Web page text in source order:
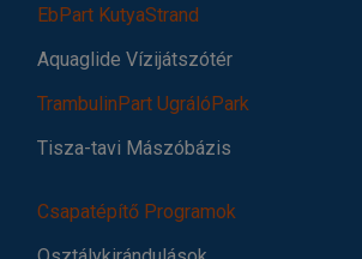
EbPart KutyaStrand
Aquaglide Vízijátszótér
TrambulinPart UgrálóPark
Tisza-tavi Mászóbázis
Csapatépítő Programok